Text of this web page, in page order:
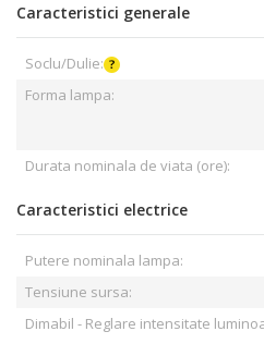
Caracteristici generale
Soclu/Dulie:
Forma lampa:
Durata nominala de viata (ore):
Caracteristici electrice
Putere nominala lampa:
Tensiune sursa:
Dimabil - Reglare intensitate